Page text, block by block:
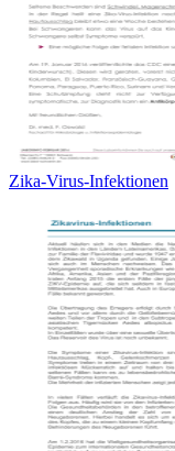
Zika-Virus-Infektionen